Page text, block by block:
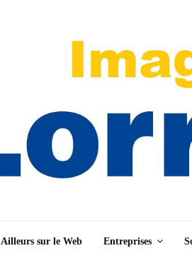
Ailleurs sur le Web Entreprises